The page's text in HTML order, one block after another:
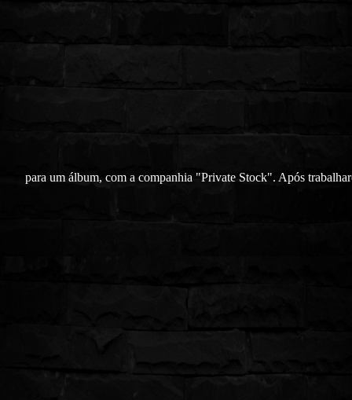
para um álbum, com a companhia "Private Stock". Após